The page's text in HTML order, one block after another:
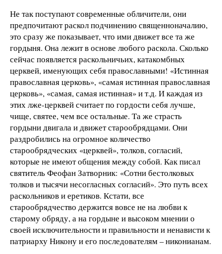
Не так поступают современные обличители, они
предпочитают раскол подчинению священноначалию,
это сразу же показывает, что ими движет все та же
гордыня. Она лежит в основе любого раскола. Сколько
сейчас появляется раскольничьих, катакомбных
церквей, именующих себя православными! «Истинная
православная церковь», «самая истинная православная
церковь», «самая, самая истинная» и т.д. И каждая из
этих лже-церквей считает по гордости себя лучше,
чище, святее, чем все остальные. Та же страсть
гордыни двигала и движет старообрядцами. Они
раздробились на огромное количество
старообрядческих «церквей», толков, согласий,
которые не имеют общения между собой. Как писал
святитель Феофан Затворник: «Сотни бестолковых
толков и тысячи несогласных согласий». Это путь всех
раскольников и еретиков. Кстати, все
старообрядчество держится вовсе не на любви к
старому обряду, а на гордыне и высоком мнении о
своей исключительности и правильности и ненависти к
патриарху Никону и его последователям – никонианам.